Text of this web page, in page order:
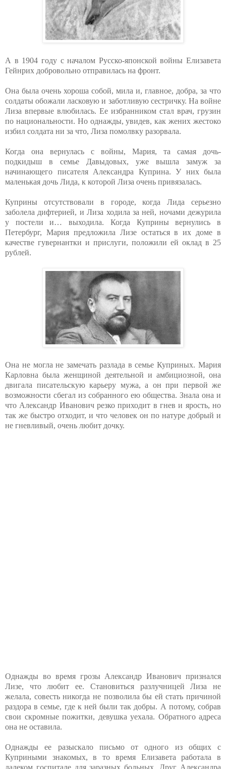
А в 1904 году с началом Русско-японской войны Елизавета
Гейнрих добровольно отправилась на фронт.
Она была очень хороша собой, мила и, главное, добра, за что
солдаты обожали ласковую и заботливую сестричку. На войне
Лиза впервые влюбилась. Ее избранником стал врач, грузин
по национальности. Но однажды, увидев, как жених жестоко
избил солдата ни за что, Лиза помолвку разорвала.
Когда она вернулась с войны, Мария, та самая дочь-
подкидыш в семье Давыдовых, уже вышла замуж за
начинающего писателя Александра Куприна. У них была
маленькая дочь Лида, к которой Лиза очень привязалась.
Куприны отсутствовали в городе, когда Лида серьезно
заболела дифтерией, и Лиза ходила за ней, ночами дежурила
у постели и… выходила. Когда Куприны вернулись в
Петербург, Мария предложила Лизе остаться в их доме в
качестве гувернантки и прислуги, положили ей оклад в 25
рублей.
Она не могла не замечать разлада в семье Куприных. Мария
Карловна была женщиной деятельной и амбициозной, она
двигала писательскую карьеру мужа, а он при первой же
возможности сбегал из собранного ею общества. Знала она и
что Александр Иванович резко приходит в гнев и ярость, но
так же быстро отходит, и что человек он по натуре добрый и
не гневливый, очень любит дочку.
Однажды во время грозы Александр Иванович признался
Лизе, что любит ее. Становиться разлучницей Лиза не
желала, совесть никогда не позволила бы ей стать причиной
раздора в семье, где к ней были так добры. А потому, собрав
свои скромные пожитки, девушка уехала. Обратного адреса
она не оставила.
Однажды ее разыскало письмо от одного из общих с
Куприными знакомых, в то время Елизавета работала в
далеком госпитале для заразных больных. Друг Александра